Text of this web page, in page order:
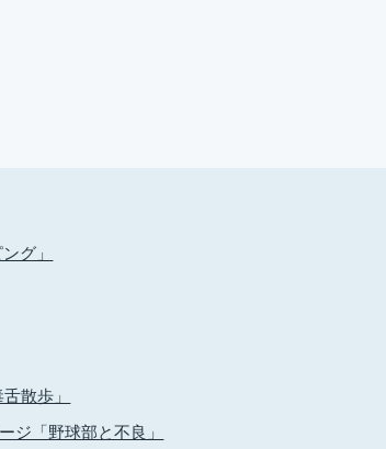
グ」
散歩」
ジ「野球部と不良」